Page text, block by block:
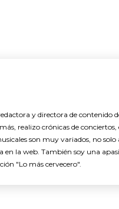
y directora de contenido
realizo crónicas de
son muy variados, no
la web. También soy una
"Lo más cervecero".